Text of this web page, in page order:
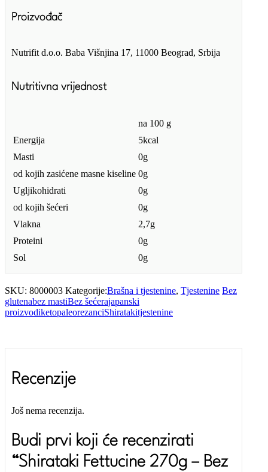
Proizvođač
Nutrifit d.o.o. Baba Višnjina 17, 11000 Beograd, Srbija
Nutritivna vrijednost
na 100 g
Energija
5kcal
Masti
0g
od kojih zasićene masne kiseline 0g
Ugljikohidrati
0g
od kojih šećeri
0g
Vlakna
2,7g
Proteini
0g
Sol
0g
SKU: 8000003 Kategorije:Brašna i tjestenine, Tjestenine Bez
glutenabez mastiBez šećerajapanski
proizvodiketopaleorezanciShiratakitjestenine
Recenzije
Još nema recenzija.
Budi prvi koji će recenzirati
“Shirataki Fettucine 270g – Bez